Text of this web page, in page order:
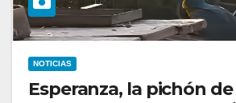
NOTICIAS
Esperanza, la pichón de